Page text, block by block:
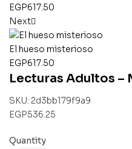
EGP617.50
Next
El hueso misterioso
EGP617.50
Lecturas Adultos –
SKU: 2d3bb179f9a9
EGP536.25
Quantity